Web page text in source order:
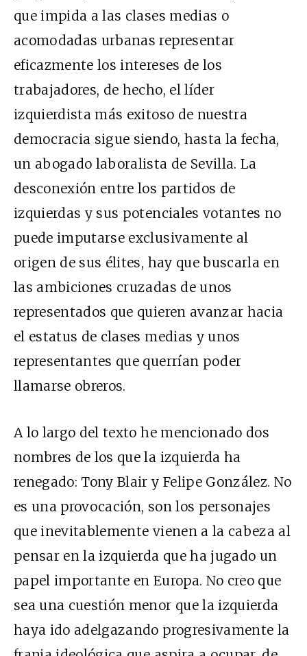
que impida a las clases medias o
acomodadas urbanas representar
eficazmente los intereses de los
trabajadores, de hecho, el líder
izquierdista más exitoso de nuestra
democracia sigue siendo, hasta la fecha,
un abogado laboralista de Sevilla. La
desconexión entre los partidos de
izquierdas y sus potenciales votantes no
puede imputarse exclusivamente al
origen de sus élites, hay que buscarla en
las ambiciones cruzadas de unos
representados que quieren avanzar hacia
el estatus de clases medias y unos
representantes que querrían poder
llamarse obreros.
A lo largo del texto he mencionado dos
nombres de los que la izquierda ha
renegado: Tony Blair y Felipe González. No
es una provocación, son los personajes
que inevitablemente vienen a la cabeza al
pensar en la izquierda que ha jugado un
papel importante en Europa. No creo que
sea una cuestión menor que la izquierda
haya ido adelgazando progresivamente la